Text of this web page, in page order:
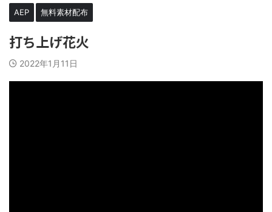
AEP 無料素材配布
打ち上げ花火
2022年1月11日